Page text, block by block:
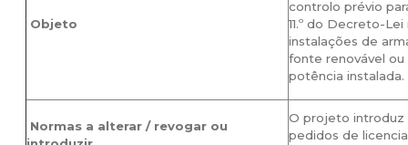
Objeto
controlo prévio
11.º do Decreto-
instalações de
fonte renovável
potência instalada.
Normas a alterar / revogar ou
O projeto introduz
pedidos de